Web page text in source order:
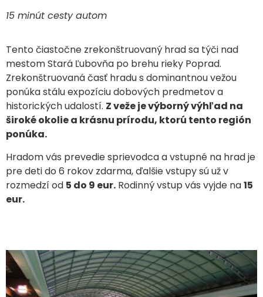
15 minút cesty autom
Tento čiastočne zrekonštruovaný hrad sa týči nad
mestom Stará Ľubovňa po brehu rieky Poprad.
Zrekonštruovaná časť hradu s dominantnou vežou
ponúka stálu expozíciu dobových predmetov a
historických udalostí. Z veže je výborný výhľad na
široké okolie a krásnu prírodu, ktorú tento región
ponúka.
Hradom vás prevedie sprievodca a vstupné na hrad je
pre deti do 6 rokov zdarma, ďalšie vstupy sú už v
rozmedzí od 5 do 9 eur. Rodinný vstup vás vyjde na15
eur.